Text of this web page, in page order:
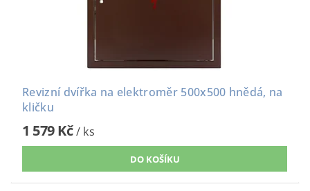
Revizní dvířka na elektroměr 500x500 hnědá, na
kličku
1 579 Kč/ ks